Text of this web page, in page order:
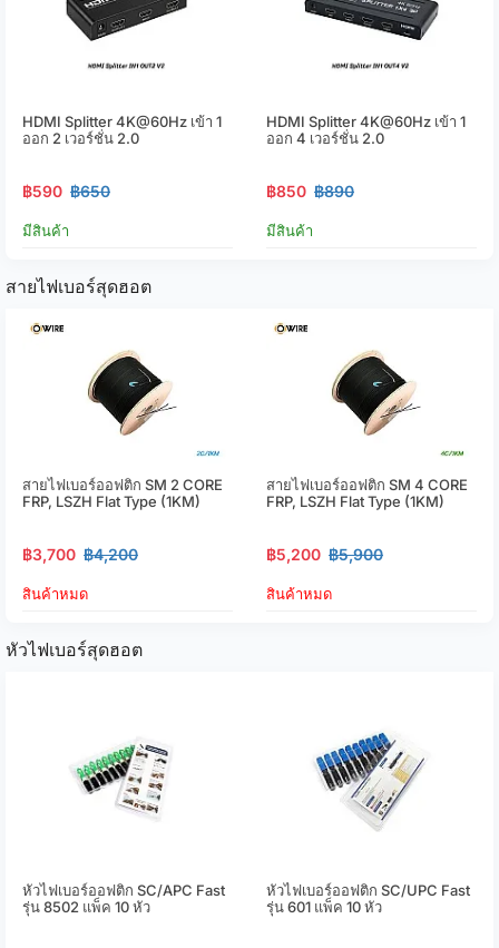
HDMI Splitter 4K@60Hz เข้า 1
ออก 2 เวอร์ชั่น 2.0
฿590 ฿650
มีสินค้า
HDMI Splitter 4K@60Hz เข้า 1
ออก 4 เวอร์ชั่น 2.0
฿850 ฿890
มีสินค้า
สายไฟเบอร์สุดฮอต
สายไฟเบอร์ออฟติก SM 2 CORE
FRP, LSZH Flat Type (1KM)
฿3,700 ฿4,200
สินค้าหมด
สายไฟเบอร์ออฟติก SM 4 CORE
FRP, LSZH Flat Type (1KM)
฿5,200 ฿5,900
สินค้าหมด
หัวไฟเบอร์สุดฮอต
หัวไฟเบอร์ออฟติก SC/APC Fast
รุ่น 8502 แพ็ค 10 หัว
หัวไฟเบอร์ออฟติก SC/UPC Fast
รุ่น 601 แพ็ค 10 หัว